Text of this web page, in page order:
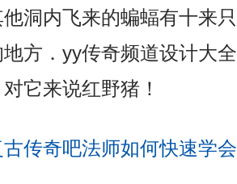
洞内飞来的蝙蝠有十来
方．yy传奇频道设计大
它来说红野猪！
古传奇吧法师如何快速学